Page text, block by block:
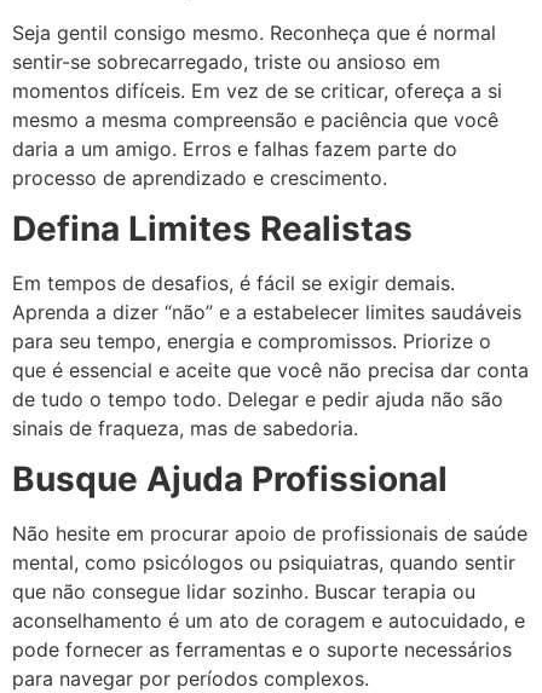
Seja gentil consigo mesmo. Reconheça que é normal
sentir-se sobrecarregado, triste ou ansioso em
momentos difíceis. Em vez de se criticar, ofereça a si
mesmo a mesma compreensão e paciência que você
daria a um amigo. Erros e falhas fazem parte do
processo de aprendizado e crescimento.
Defina Limites Realistas
Em tempos de desafios, é fácil se exigir demais.
Aprenda a dizer “não” e a estabelecer limites saudáveis
para seu tempo, energia e compromissos. Priorize o
que é essencial e aceite que você não precisa dar conta
de tudo o tempo todo. Delegar e pedir ajuda não são
sinais de fraqueza, mas de sabedoria.
Busque Ajuda Profissional
Não hesite em procurar apoio de profissionais de saúde
mental, como psicólogos ou psiquiatras, quando sentir
que não consegue lidar sozinho. Buscar terapia ou
aconselhamento é um ato de coragem e autocuidado, e
pode fornecer as ferramentas e o suporte necessários
para navegar por períodos complexos.